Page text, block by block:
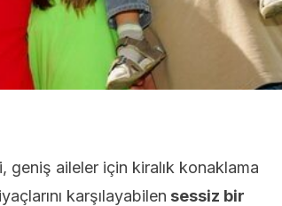
geniş aileler için kiralık konaklama
karşılayabilen sessiz bir